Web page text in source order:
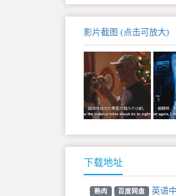
影片截图 (点击可放大)
下载地址
熟肉 百度网盘 英语